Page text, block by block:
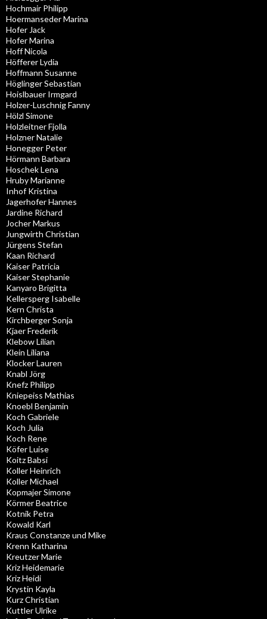
Hochmair Philipp
Hoermanseder Marina
Hofer Jack
Hofer Marina
Hoff Nicola
Höfferer Lydia
Hoffmann Susanne
Höglinger Sebastian
Hoislbauer Irmgard
Holzer-Luschnig Fanny
Hölzl Simone
Holzleitner Fjolla
Holzner Natalie
Honegger Peter
Hörmann Barbara
Hoschek Lena
Hruby Marianne
Inhof Kristina
Jagerhofer Hannes
Jardine Richard
Jocher Markus
Jungwirth Christian
Jürgens Stefan
Kaan Richard
Kaiser Patricia
Kaiser Stephanie
Kanyaro Brigitta
Kellersperg Isabelle
Kern Christa
Kirchberger Sonja
Kjaer Frederik
Klebow Lilian
Klein Liliana
Klocker Lauren
Knabl Jörg
Knefz Philipp
Kniepeiss Mathias
Knoebl Benjamin
Koch Gabriele
Koch Julia
Koch Rene
Köfer Luise
Koitz Babsi
Koller Heinrich
Koller Michael
Kopmajer Simone
Körmer Beatrice
Kotnik Petra
Kowald Karl
Kraus Constanze und Mike
Krenn Katharina
Kreutzer Marie
Kriz Heidemarie
Kriz Heidi
Krystin Kayla
Kurz Christian
Kuttler Ulrike